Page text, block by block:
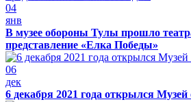
04
янв
В музее обороны Тулы прошло
представление «Елка Победы»
06
дек
6 декабря 2021 года открылся